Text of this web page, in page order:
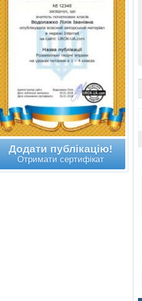
Додати публікацію!
Отримати сертифікат